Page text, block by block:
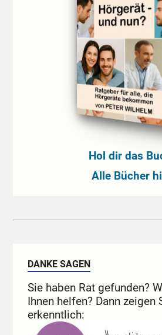
Hol dir das
Alle Bücher
DANKE SAGEN
Sie haben Rat gefunden?
Ihnen helfen? Dann zeigen
erkenntlich: